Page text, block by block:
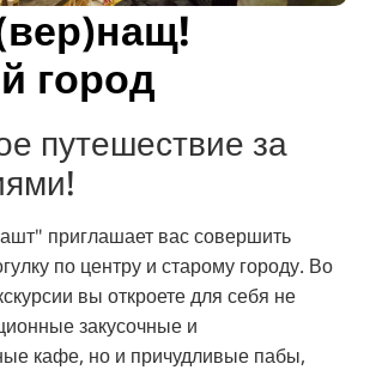
город
путешествие за
приглашает вас совершить
по центру и старому городу. Во
вы откроете для себя не
закусочные и
кафе, но и причудливые пабы,